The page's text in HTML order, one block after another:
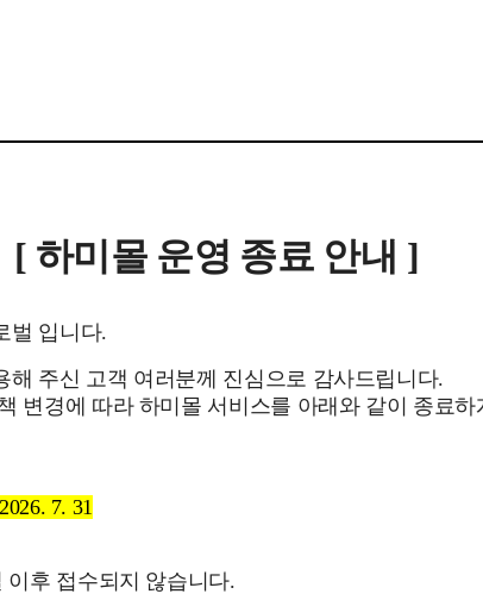
[ 하미몰 운영 종료 안내 ]
벌 입니다.
해 주신 고객 여러분께 진심으로 감사드립니다.
변경에 따라 하미몰 서비스를 아래와 같이 종료하
7. 31
이후 접수되지 않습니다.